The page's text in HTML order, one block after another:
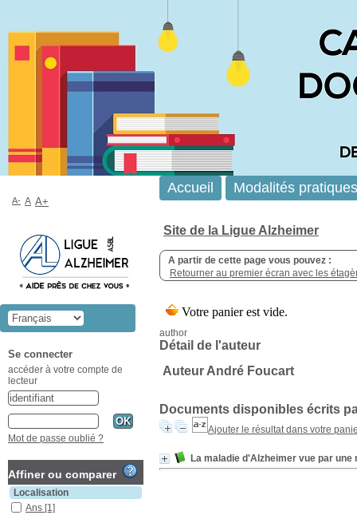
Site de la Ligue Alzheimer
A partir de cette page vous pouvez :
Retourner au premier écran avec les
author
Détail de l'auteur
Auteur André Foucart
Documents disponibles écrits
Ajouter le résultat dans votre
La maladie d'Alzheimer vue par
Accueil Modalités pratiques
A- A A+
Se connecter
accéder à votre compte de
lecteur
Mot de passe oublié ?
Affiner ou comparer
Localisation
Ans [1]